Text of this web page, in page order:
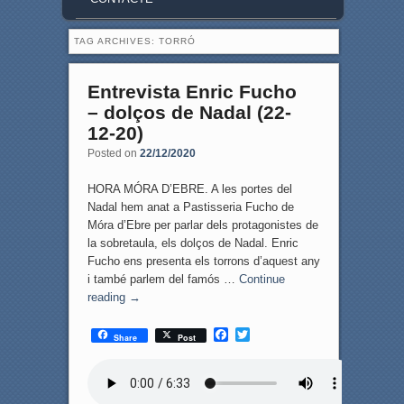
TAG ARCHIVES: TORRÓ
Entrevista Enric Fucho
– dolços de Nadal (22-
12-20)
Posted on 22/12/2020
HORA MÓRA D’EBRE. A les portes del
Nadal hem anat a Pastisseria Fucho de
Móra d’Ebre per parlar dels protagonistes de
la sobretaula, els dolços de Nadal. Enric
Fucho ens presenta els torrons d’aquest any
i també parlem del famós … Continue
reading →
Share Post
F
T